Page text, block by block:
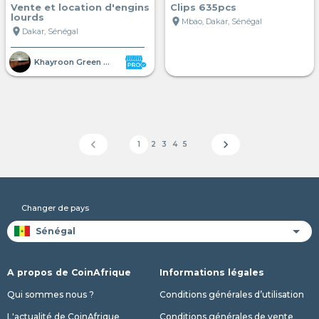
Vente et location d'engins
lourds
location_on Dakar, Sénégal
Khayroon Green Shelter SUARL
Clips 635pcs
location_on Mbao, Dakar, Sénégal
chevron_left 1 2 3 4 5 chevron_right
Changer de pays
A propos de CoinAfrique
Qui sommes nous ?
L'actualité de CoinAfrique
Informations légales
Conditions générales d’utilisation
Conditions générales de vente